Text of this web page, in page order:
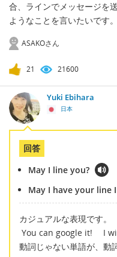
合、ラインでメッセージを
ようなことを言いたいです。
ASAKOさん
21 21600
Yuki Ebihara
日本
回答
May I line you?
May I have your line
カジュアルな表現です。
You can google it! I
動詞じゃない単語が、動